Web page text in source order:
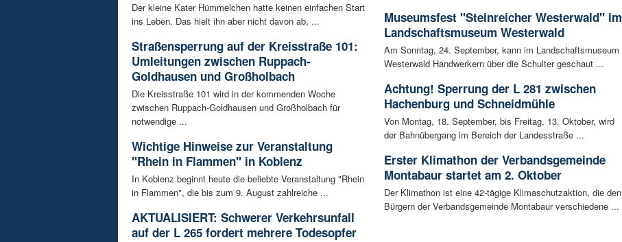
Der kleine Kater Hümmelchen hatte keinen einfachen Start
ins Leben. Das hielt ihn aber nicht davon ab, ...
Straßensperrung auf der Kreisstraße 101:
Umleitungen zwischen Ruppach-
Goldhausen und Großholbach
Die Kreisstraße 101 wird in der kommenden Woche
zwischen Ruppach-Goldhausen und Großholbach für
notwendige ...
Wichtige Hinweise zur Veranstaltung
"Rhein in Flammen" in Koblenz
In Koblenz beginnt heute die beliebte Veranstaltung "Rhein
in Flammen", die bis zum 9. August zahlreiche ...
AKTUALISIERT: Schwerer Verkehrsunfall
auf der L 265 fordert mehrere Todesopfer
Museumsfest "Steinreicher Westerwald" im
Landschaftsmuseum Westerwald
Am Sonntag, 24. September, kann im Landschaftsmuseum
Westerwald Handwerkern über die Schulter geschaut ...
Achtung! Sperrung der L 281 zwischen
Hachenburg und Schneidmühle
Von Montag, 18. September, bis Freitag, 13. Oktober, wird
der Bahnübergang im Bereich der Landesstraße ...
Erster Klimathon der Verbandsgemeinde
Montabaur startet am 2. Oktober
Der Klimathon ist eine 42-tägige Klimaschutzaktion, die den
Bürgern der Verbandsgemeinde Montabaur verschiedene ...